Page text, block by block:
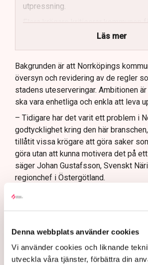
Denna webbplats använder cookies
Vi använder cookies och liknande
utveckla våra tjänster, förbättra din
utpressning.
Flera krögare kritiserar kommunen
Kommunen vill skapa enhetliga
uteserveringar.
Lindas Kula ställer in
sommaren.
Läs mer
Bakgrunden är att Norrköpings
översyn och revidering av de regler
stadens uteserveringar. Ambitionen
ska vara enhetliga och enkla att leva
– Tidigare har det varit ett problem i
godtycklighet kring den här
tillåtit vissa krögare att göra saker
göra utan att kunna motivera det på
säger Johan Gustafsson, Svenskt
regionchef i Östergötland.
Upprörda företagare
I korthet innebär förändringen att en
kvartersmark. Allmän platsmark är till
och kan bara upplåtas för annan
exempel en uteservering, under